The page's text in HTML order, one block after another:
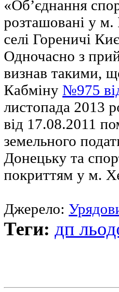
«Об’єднання
розташовані у
селі Гореничі
Одночасно з
визнав такими,
Кабміну №975
листопада 2013
від 17.08.2011
земельного
Донецьку та
покриттям у м.
Джерело:
Теги: дп